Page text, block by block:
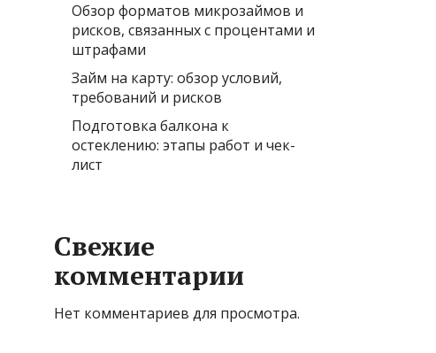
Обзор форматов микрозаймов и
рисков, связанных с процентами и
штрафами
Займ на карту: обзор условий,
требований и рисков
Подготовка балкона к
остеклению: этапы работ и чек-
лист
Свежие
комментарии
Нет комментариев для просмотра.